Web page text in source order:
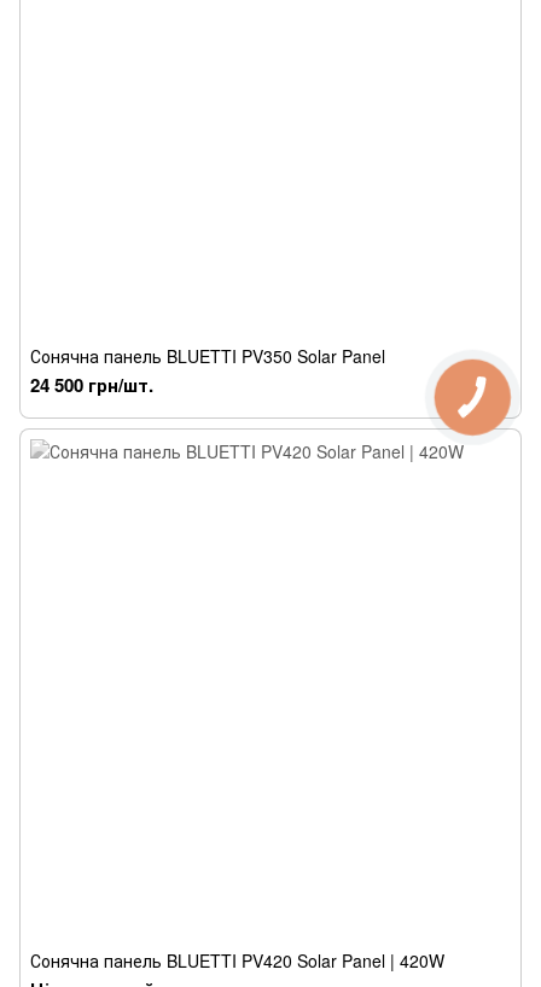
Сонячна панель BLUETTI PV350 Solar Panel
24 500 грн/шт.
Сонячна панель BLUETTI PV420 Solar Panel | 420W